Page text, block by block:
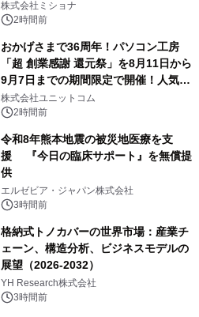
株式会社ミショナ
2時間前
おかげさまで36周年！パソコン工房
「超 創業感謝 還元祭」を8月11日から
9月7日までの期間限定で開催！人気の
ゲーミングPCや高性能ノートPCなど
対象iiyama PCのご購入で最大3万円分
株式会社ユニットコム
2時間前
令和8年熊本地震の被災地医療を支
援 『今日の臨床サポート』を無償提
供
エルゼビア・ジャパン株式会社
3時間前
格納式トノカバーの世界市場：産業チ
ェーン、構造分析、ビジネスモデルの
展望（2026-2032）
YH Research株式会社
3時間前